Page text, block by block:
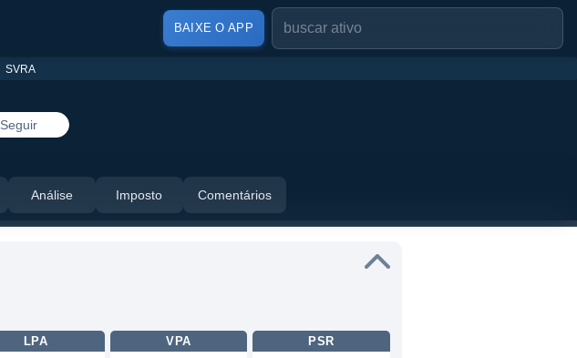
BAIXE O APP
SVRA
Seguir
Análise Imposto Comentários
LPA VPA PSR